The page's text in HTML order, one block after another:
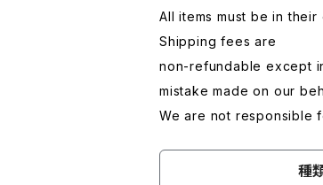
All items must be in
Shipping fees are
non-refundable except
mistake made on our
We are not responsible
種